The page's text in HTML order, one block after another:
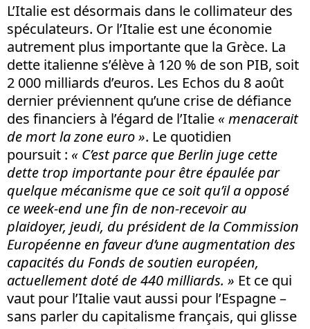
L’Italie est désormais dans le collimateur des
spéculateurs. Or l’Italie est une économie
autrement plus importante que la Grèce. La
dette italienne s’élève à 120 % de son PIB, soit
2 000 milliards d’euros. Les Echos du 8 août
dernier préviennent qu’une crise de défiance
des financiers à l’égard de l’Italie « menacerait
de mort la zone euro ». Le quotidien
poursuit : « C’est parce que Berlin juge cette
dette trop importante pour être épaulée par
quelque mécanisme que ce soit qu’il a opposé
ce week-end une fin de non-recevoir au
plaidoyer, jeudi, du président de la Commission
Européenne en faveur d’une augmentation des
capacités du Fonds de soutien européen,
actuellement doté de 440 milliards. » Et ce qui
vaut pour l’Italie vaut aussi pour l’Espagne –
sans parler du capitalisme français, qui glisse